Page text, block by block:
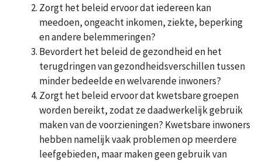
Zorgt het beleid ervoor dat iedereen kan
meedoen, ongeacht inkomen, ziekte, beperking
en andere belemmeringen?
Bevordert het beleid de gezondheid en het
terugdringen van gezondheidsverschillen tussen
minder bedeelde en welvarende inwoners?
Zorgt het beleid ervoor dat kwetsbare groepen
worden bereikt, zodat ze daadwerkelijk gebruik
maken van de voorzieningen? Kwetsbare inwoners
hebben namelijk vaak problemen op meerdere
leefgebieden, maar maken geen gebruik van